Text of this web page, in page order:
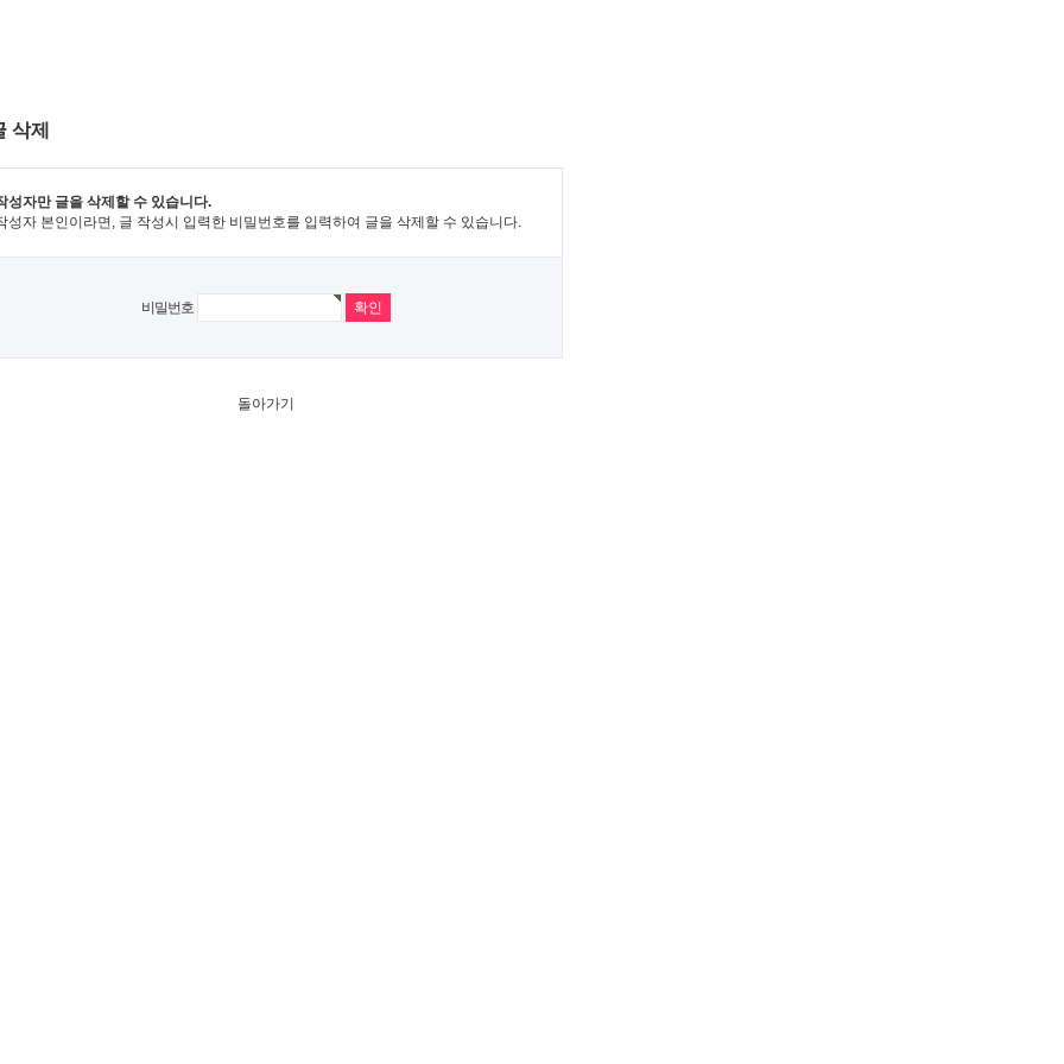
삭제
성자만 글을 삭제할 수 있습니다.
성자 본인이라면, 글 작성시 입력한 비밀번호를 입력하여 글을 삭제할 수 있습니다.
비밀번호
돌아가기